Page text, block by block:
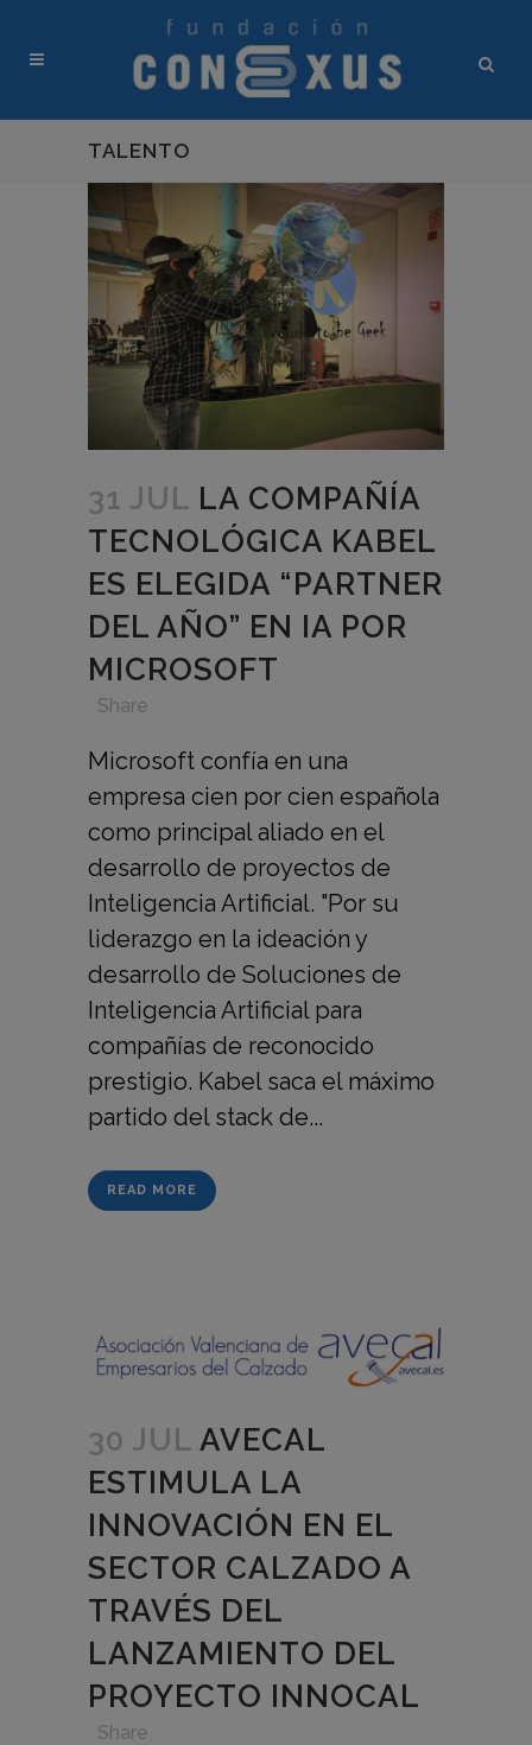
TALENTO
31 JUL LA COMPAÑÍA
TECNOLÓGICA KABEL
ES ELEGIDA “PARTNER
DEL AÑO” EN IA POR
MICROSOFT
Share
Microsoft confía en una
empresa cien por cien española
como principal aliado en el
desarrollo de proyectos de
Inteligencia Artificial. "Por su
liderazgo en la ideación y
desarrollo de Soluciones de
Inteligencia Artificial para
compañías de reconocido
prestigio. Kabel saca el máximo
partido del stack de...
READ MORE
30 JUL AVECAL
ESTIMULA LA
INNOVACIÓN EN EL
SECTOR CALZADO A
TRAVÉS DEL
LANZAMIENTO DEL
PROYECTO INNOCAL
Share